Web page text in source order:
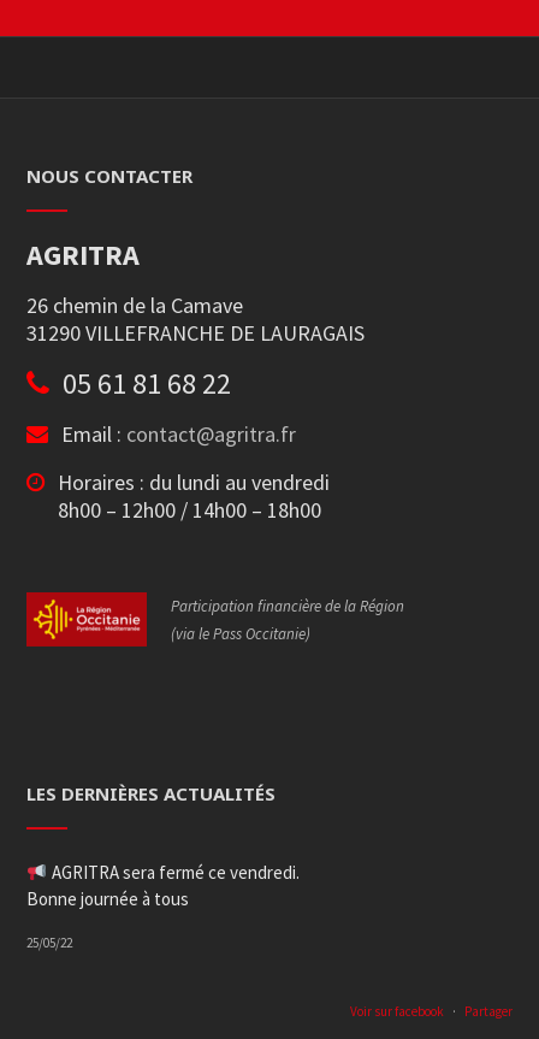
NOUS CONTACTER
AGRITRA
26 chemin de la Camave
31290 VILLEFRANCHE DE LAURAGAIS
05 61 81 68 22
Email : contact@agritra.fr
Horaires : du lundi au vendredi
8h00 – 12h00 / 14h00 – 18h00
Participation financière de la Région
(via le Pass Occitanie)
LES DERNIÈRES ACTUALITÉS
AGRITRA sera fermé ce vendredi.
Bonne journée à tous
25/05/22
Voir sur facebook · Partager